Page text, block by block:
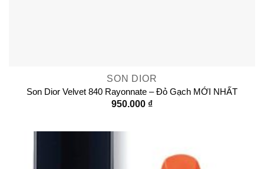
SON DIOR
Son Dior Velvet 840 Rayonnate – Đỏ Gạch MỚI NHẤT
950.000 ₫